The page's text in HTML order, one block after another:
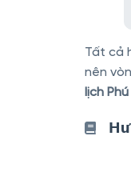
Tất cả
nên
lịch